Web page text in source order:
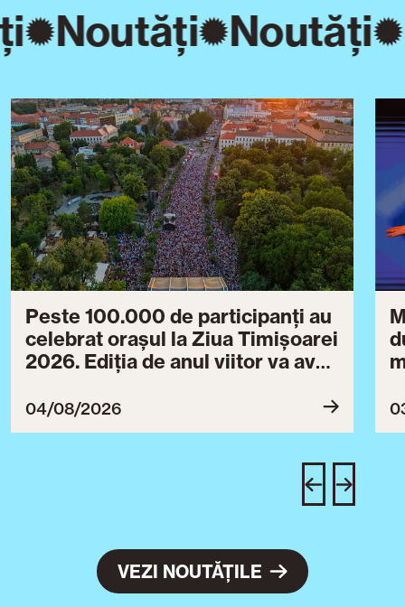
Noutăți Noutăți
Peste 100.000 de participanți au
celebrat orașul la Ziua Timișoarei
2026. Ediția de anul viitor va avea
04/08/2026
VEZI NOUTĂȚILE